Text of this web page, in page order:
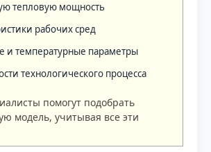
тепловую мощность
рабочих сред
и температурные параметры
технологического процесса
помогут подобрать
модель, учитывая все эти